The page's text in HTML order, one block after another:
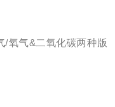
/氧气&二氧化碳两种版